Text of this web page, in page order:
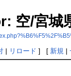
空/宮城
| リロード ] [ 新規 |